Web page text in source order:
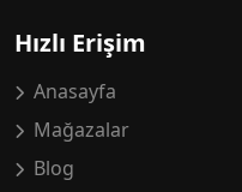
Hızlı Erişim
Anasayfa
Mağazalar
Blog